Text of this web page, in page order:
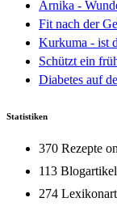
Arnika -
Fit nach der
Kurkuma - ist
Schützt ein
Diabetes auf
Statistiken
370 Rezepte
113
274